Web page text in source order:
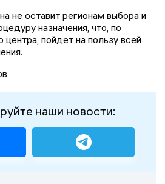
не оставит регионам выбора и
назначения, что, по
пойдет на пользу всей
наши новости: